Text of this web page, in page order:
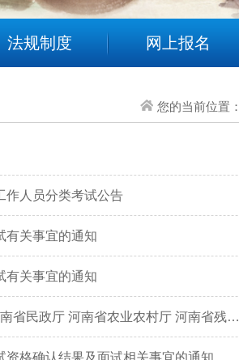
法规制度 网上报名
您的当前位置：
作人员分类考试公告
有关事宜的通知
有关事宜的通知
河南省人力资源和社会保障厅 河南省教育厅 河南省财政厅 河南省民政厅 河南省农业农村厅 河南省残疾人联合会关于做好2025年全省高校毕业生一次性求职补贴申领发放工作的通知
格确认结果及面试相关事宜的通知